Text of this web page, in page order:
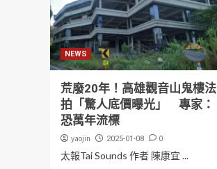
NEWS
荒廢20年！高雄觀音山鬼樓法
拍「驚人底價曝光」 專家：
恐萬年流標
yaojin 2025-01-08 0
太報Tai Sounds 作者 陳康宜 ...